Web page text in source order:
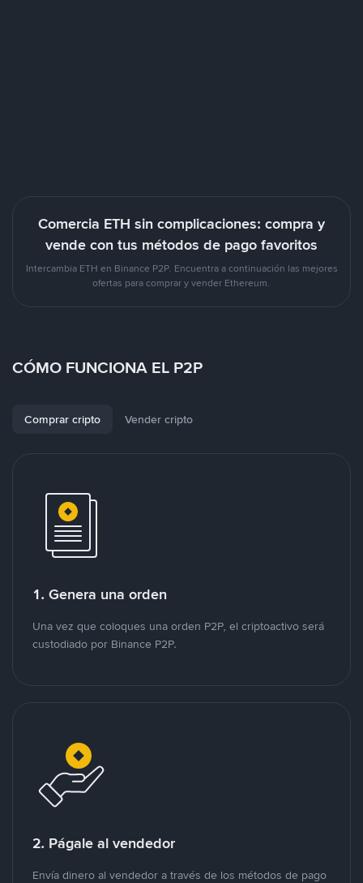
Comercia ETH sin complicaciones: compra y
vende con tus métodos de pago favoritos
Intercambia ETH en Binance P2P. Encuentra a continuación las mejores
ofertas para comprar y vender Ethereum.
CÓMO FUNCIONA EL P2P
Comprar cripto Vender cripto
1. Genera una orden
Una vez que coloques una orden P2P, el criptoactivo será
custodiado por Binance P2P.
2. Págale al vendedor
Envía dinero al vendedor a través de los métodos de pago